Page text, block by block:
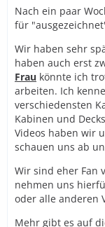
Nach ein paar
für
Wir haben sehr
haben auch erst
Frau könnte ich
arbeiten. Ich kenne
verschiedensten
Kabinen und
Videos haben wir
schauen uns ab
Wir sind eher Fan
nehmen uns
oder alle anderen
Mehr gibt es auf